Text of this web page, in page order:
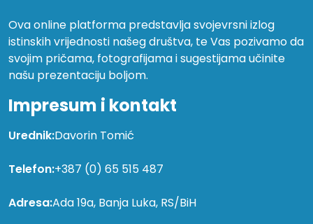
Ova online platforma predstavlja svojevrsni izlog
istinskih vrijednosti našeg društva, te Vas pozivamo da
svojim pričama, fotografijama i sugestijama učinite
našu prezentaciju boljom.
Impresum i kontakt
Urednik:Davorin Tomić
Telefon:+387 (0) 65 515 487
Adresa:Ada 19a, Banja Luka, RS/BiH